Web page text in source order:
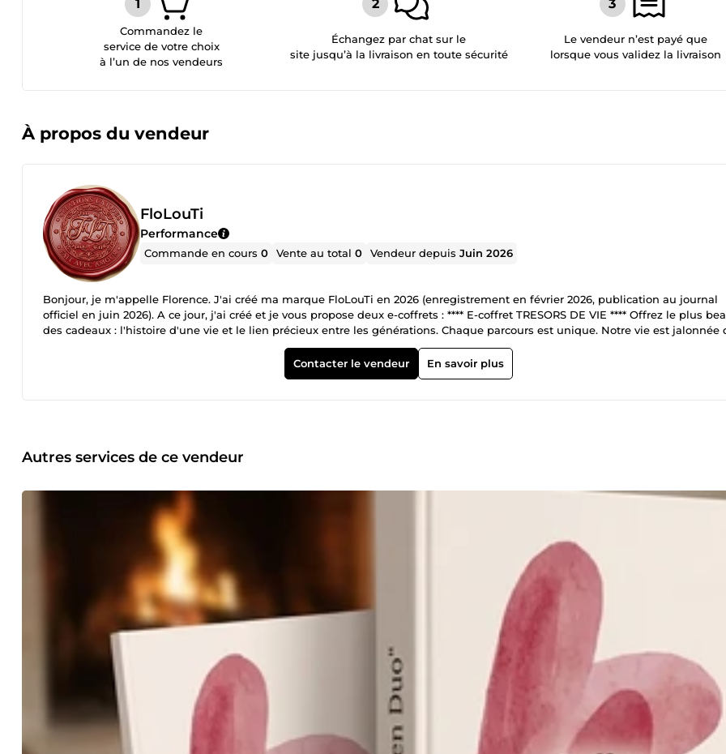
Commandez le
service de votre choix
à l’un de nos vendeurs
Échangez par chat sur le
site jusqu’à la livraison en toute sécurité
Le vendeur n’est payé que
lorsque vous validez la livraison
À propos du vendeur
FloLouTi
Performance
Commande en cours0 Vente au total0 Vendeur depuisJuin 2026
Bonjour, je m'appelle Florence. J'ai créé ma marque FloLouTi en 2026 (enregistrement en février 2026, publication au journal
officiel en juin 2026). A ce jour, j'ai créé et je vous propose deux e-coffrets : **** E-coffret TRESORS DE VIE **** Offrez le plus
des cadeaux : l'histoire d'une vie et le lien précieux entre les générations. Chaque parcours est unique. Notre vie est jalonnée
souvenirs, d’anecdotes, de victoires et de leçons précieuses. Pourtant, avec le temps, ces détails s'effacent si on ne les capture
&quot;Trésors de Vie&quot; est bien plus qu'un simple recueil : c’est un voyage guidé dans le temps, conçu pour permettre à
parents, grands-parents ou arrière-grands-parents de transmettre leur propre histoire. Ce que contient cet ouvrage (2-en-1) : • Le
Adulte. • Chapitre 4 : Mes Transmissions &amp; Sagesse.. • Bonus exclusifs. Pourquoi choisir &quot;Trésors de Vie&quot; ? • Zéro
Parfait pour la fête des mères, la fête des pères, les grands-mères, les grands-pères, Noël ou un anniversaire marquant. Ne
pas les souvenirs s'envoler. Permettez à vos enfants, petits-enfants et générations futures de découvrir l'histoire de leurs
travers l'écriture de celui ou celle qui l'a vécue. **** E-coffret CDD EN DUO **** Faites du bonheur de votre couple une priorité
absolue et scellez votre complicité pour les 365 prochains jours ! L'amour n'est pas un acquis, c'est une construction
Face au rythme effréné de la vie, il est facile de laisser la routine s'installer. Le coffret &quot;CDD en Duo&quot; est l'outil idéal
pour protéger votre couple de l'érosion du quotidien et transformer l'engagement amoureux en un projet ludique, complice et
profondément enrichissant. Ce que contient cet ouvrage unique (2-en-1) : • Le Guide de l'Arbitre : Un manuel
bienveillant pour réussir votre &quot;Soirée de Signature&quot;. Il vous donne toutes les clés logistiques, les règles d'or et le
déroulé pour créer un cadre où l'engagement devient un pur plaisir. • Le Contrat d'Engagement Affectif : Un véritable
&quot;book&quot; interactif à remplir à deux, mêlant humour et rituels amoureux pour le millésime à venir. Un outil complet
pilotage amoureux sur un an : • L'Audit initial. • Le Calendrier des 12 dates. • Les Bilans Trimestriels. • La Boîte à Idées
Zone de Confort&quot; : Des défis originaux à relever et des &quot;Bons cadeaux&quot; insolites à piocher. • L'Observatoire
Amoureux &amp; Souvenirs. Pourquoi choisir ce livret ? • Un concept original et ludique. • Le cadeau idéal pour les couples. Ne
laissez plus votre relation au hasard. Devenez les &quot;Employeurs de Bonheur&quot; de votre propre histoire et visez une
reconduction de contrat à durée indéfinie ! Je souhaite que mes créations vous apportent autant de bonheur que j'en ai eu à
réaliser. Florence
Contacter le vendeur En savoir plus
Autres services de ce vendeur